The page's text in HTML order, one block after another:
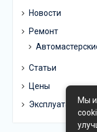
Новости
Ремонт
Статьи
Цены
ЭксплуатацияМы